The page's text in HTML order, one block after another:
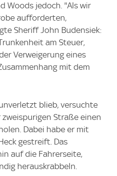
Woods jedoch. "Als wir
aufforderten,
Sheriff John Budensiek:
am Steuer,
Verweigerung eines
mit dem
blieb, versuchte
Straße einen
Dabei habe er mit
gestreift. Das
auf die Fahrerseite,
herauskrabbeln.